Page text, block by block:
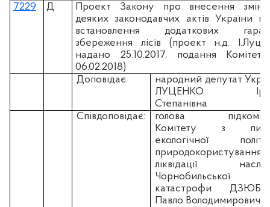
7229 Д
Проект Закону про внесення змін
деяких законодавчих актів України
встановлення додаткових
збереження лісів (проект н.д.
надано 25.10.2017, подання
06.02.2018)
Доповідає:
народний депутат
ЛУЦЕНКО
Степанівна
Співдоповідає:
голова
Комітету з
екологічної
природокористування
ліквідації
Чорнобильської
катастрофи
Павло Володимирович